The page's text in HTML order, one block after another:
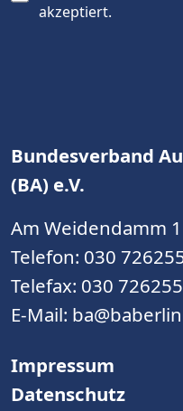
akzeptiert.
Bundesverband
(BA) e.V.
Am Weidendamm
Telefon: 030
Telefax: 030
E-Mail:
Impressum
Datenschutz